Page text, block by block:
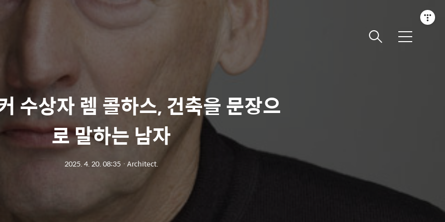
메
수상자 렘 콜하스, 건축을 문장으
로 말하는 남자
2025. 4. 20. 08:35ㆍ Architect.